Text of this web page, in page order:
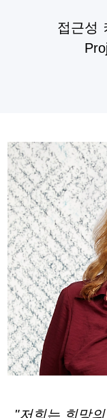
접근성
"저희는 희망